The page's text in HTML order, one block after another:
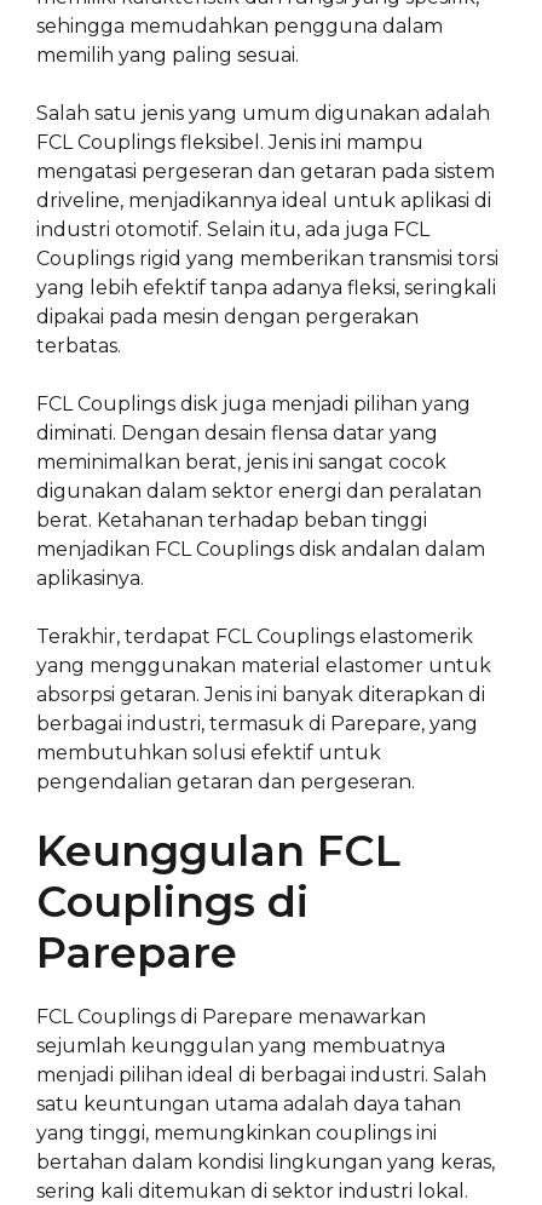
sehingga memudahkan pengguna dalam
memilih yang paling sesuai.
Salah satu jenis yang umum digunakan adalah
FCL Couplings fleksibel. Jenis ini mampu
mengatasi pergeseran dan getaran pada sistem
driveline, menjadikannya ideal untuk aplikasi di
industri otomotif. Selain itu, ada juga FCL
Couplings rigid yang memberikan transmisi torsi
yang lebih efektif tanpa adanya fleksi, seringkali
dipakai pada mesin dengan pergerakan
terbatas.
FCL Couplings disk juga menjadi pilihan yang
diminati. Dengan desain flensa datar yang
meminimalkan berat, jenis ini sangat cocok
digunakan dalam sektor energi dan peralatan
berat. Ketahanan terhadap beban tinggi
menjadikan FCL Couplings disk andalan dalam
aplikasinya.
Terakhir, terdapat FCL Couplings elastomerik
yang menggunakan material elastomer untuk
absorpsi getaran. Jenis ini banyak diterapkan di
berbagai industri, termasuk di Parepare, yang
membutuhkan solusi efektif untuk
pengendalian getaran dan pergeseran.
Keunggulan FCL
Couplings di
Parepare
FCL Couplings di Parepare menawarkan
sejumlah keunggulan yang membuatnya
menjadi pilihan ideal di berbagai industri. Salah
satu keuntungan utama adalah daya tahan
yang tinggi, memungkinkan couplings ini
bertahan dalam kondisi lingkungan yang keras,
sering kali ditemukan di sektor industri lokal.